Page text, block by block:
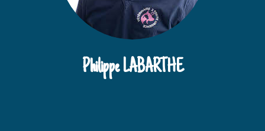
Philippe LABARTHE